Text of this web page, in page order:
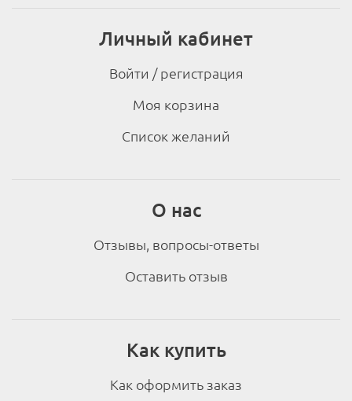
Личный кабинет
Войти / регистрация
Моя корзина
Список желаний
О нас
Отзывы, вопросы-ответы
Оставить отзыв
Как купить
Как оформить заказ